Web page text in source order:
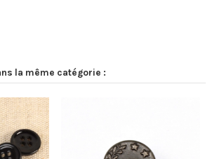
la même catégorie :